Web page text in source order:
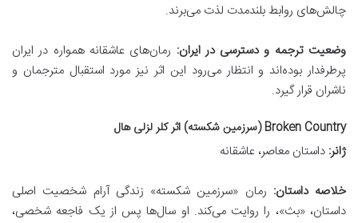
چالش‌های روابط بلندمدت لذت می‌برند.
وضعیت ترجمه و دسترسی در ایران: رمان‌های عاشقانه همواره در ایران
پرطرفدار بوده‌اند و انتظار می‌رود این اثر نیز مورد استقبال مترجمان و
ناشران قرار گیرد.
Broken Country (سرزمین شکسته) اثر کلر لزلی هال
ژانر: داستان معاصر، عاشقانه
خلاصه داستان: رمان «سرزمین شکسته» زندگی آرام شخصیت اصلی
داستان، «بث»، را روایت می‌کند. او سال‌ها پس از یک فاجعه شخصی،